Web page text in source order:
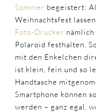
Sommer begeistert:
Weihnachtsfest
Foto-Drucker
Polaroid festhalten.
mit den Enkelchen
ist klein, fein und so
Handtasche
Smartphone können
werden – ganz egal,